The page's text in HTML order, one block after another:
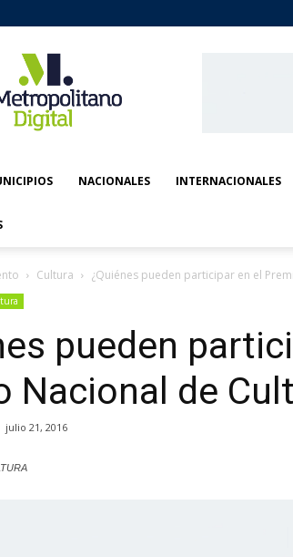
NACIONALES INTERNACIONALES
Cultura ¿Quiénes pueden participar en el
pueden
Nacional de
julio 21, 2016